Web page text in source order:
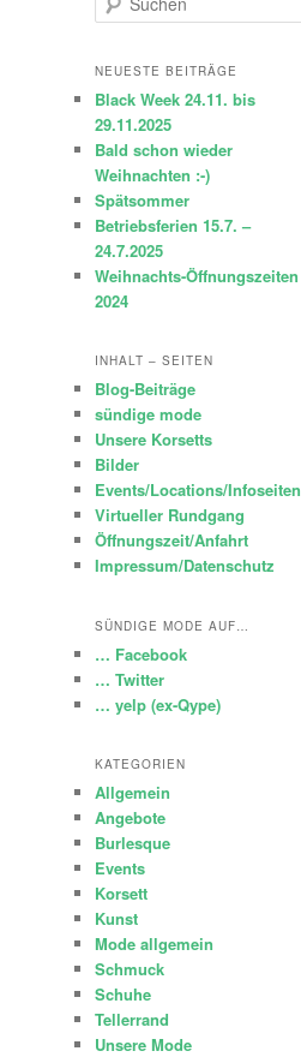
u
h
n
NEUESTE BEITRÄGE
Black Week 24.11. bis
29.11.2025
Bald schon wieder
Weihnachten :-)
Spätsommer
Betriebsferien 15.7. –
24.7.2025
Weihnachts-Öffnungszeiten
2024
INHALT – SEITEN
Blog-Beiträge
sündige mode
Unsere Korsetts
Bilder
Events/Locations/Infoseiten
Virtueller Rundgang
Öffnungszeit/Anfahrt
Impressum/Datenschutz
SÜNDIGE MODE AUF…
… Facebook
… Twitter
… yelp (ex-Qype)
KATEGORIEN
Allgemein
Angebote
Burlesque
Events
Korsett
Kunst
Mode allgemein
Schmuck
Schuhe
Tellerrand
Unsere Mode